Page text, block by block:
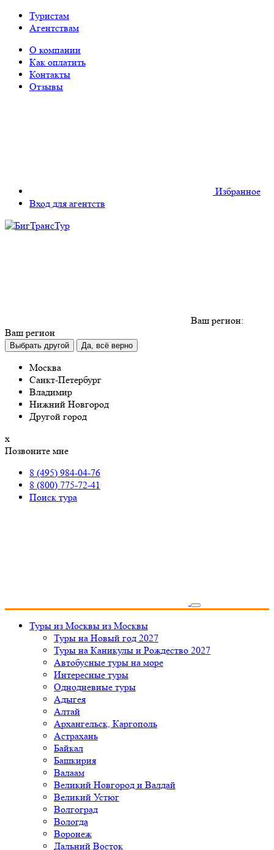
Туристам
Агентствам
О компании
Как оплатить
Контакты
Отзывы
Избранное
Вход для агентств
Ваш регион:
Ваш регион
Выбрать другой Да, всё верно
Москва
Санкт-Петербург
Владимир
Нижний Новгород
Другой город
х
Позвоните мне
8 (495) 984-04-76
8 (800) 775-72-41
Поиск тура
Туры из Москвы из Москвы
Туры на Новый год 2027
Туры на Каникулы и Рождество 2027
Автобусные туры на море
Интересные туры
Однодневные туры
Адыгея
Алтай
Архангельск, Каргополь
Астрахань
Байкал
Башкирия
Валаам
Великий Новгород и Валдай
Великий Устюг
Волгоград
Вологда
Воронеж
Дальний Восток